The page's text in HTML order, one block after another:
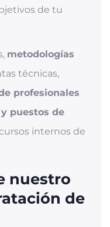
de tu
metodologías
técnicas,
profesionales
puestos de
internos de
nuestro
de